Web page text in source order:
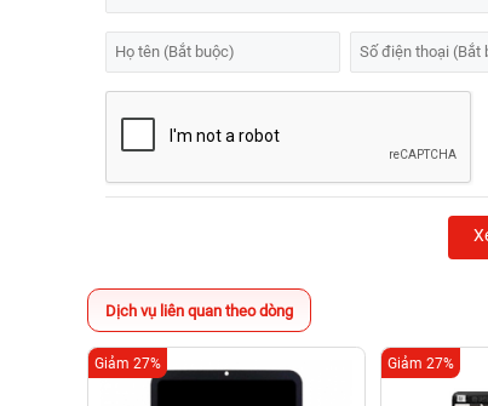
Dịch vụ liên quan theo dòng
Giảm 27% Giảm 27%